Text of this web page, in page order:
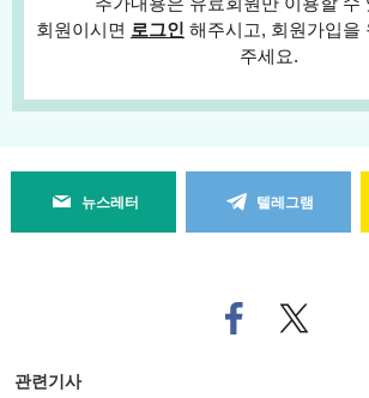
회원이시면 로그인 해주시고, 회원가입을
주세요.
뉴스레터 텔레그램
페
이
트위
터로
관련기사